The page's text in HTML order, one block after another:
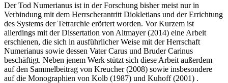
Der Tod Numerianus ist in der Forschung bisher meist nur in
Verbindung mit dem Herrscherantritt Diokletians und der Errichtung
des Systems der Tetrarchie erörtert worden. Vor Kurzem ist
allerdings mit der Dissertation von Altmayer (2014) eine Arbeit
erschienen, die sich in ausführlicher Weise mit der Herrschaft
Numerianus sowie dessen Vater Carus und Bruder Carinus
beschäftigt. Neben jenem Werk stützt sich diese Arbeit außerdem
auf den Sammelbeitrag von Kreucher (2008) sowie insbesondere
auf die Monographien von Kolb (1987) und Kuhoff (2001) .